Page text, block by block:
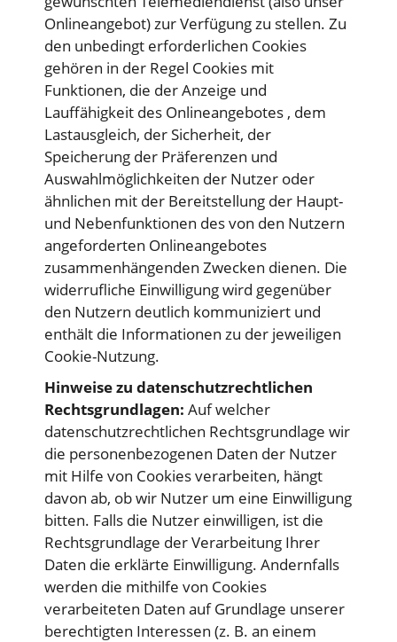
Onlineangebot) zur Verfügung zu stellen. Zu
den unbedingt erforderlichen Cookies
gehören in der Regel Cookies mit
Funktionen, die der Anzeige und
Lauffähigkeit des Onlineangebotes , dem
Lastausgleich, der Sicherheit, der
Speicherung der Präferenzen und
Auswahlmöglichkeiten der Nutzer oder
ähnlichen mit der Bereitstellung der Haupt-
und Nebenfunktionen des von den Nutzern
angeforderten Onlineangebotes
zusammenhängenden Zwecken dienen. Die
widerrufliche Einwilligung wird gegenüber
den Nutzern deutlich kommuniziert und
enthält die Informationen zu der jeweiligen
Cookie-Nutzung.
Hinweise zu datenschutzrechtlichen
Rechtsgrundlagen:Auf welcher
datenschutzrechtlichen Rechtsgrundlage wir
die personenbezogenen Daten der Nutzer
mit Hilfe von Cookies verarbeiten, hängt
davon ab, ob wir Nutzer um eine Einwilligung
bitten. Falls die Nutzer einwilligen, ist die
Rechtsgrundlage der Verarbeitung Ihrer
Daten die erklärte Einwilligung. Andernfalls
werden die mithilfe von Cookies
verarbeiteten Daten auf Grundlage unserer
berechtigten Interessen (z. B. an einem